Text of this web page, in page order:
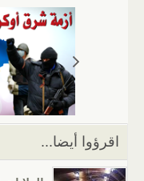
k
er
e
dI
n
اقرؤوا أيضا...